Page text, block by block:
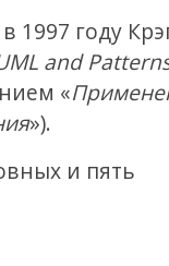
1997 году
and
«
»).
и пять